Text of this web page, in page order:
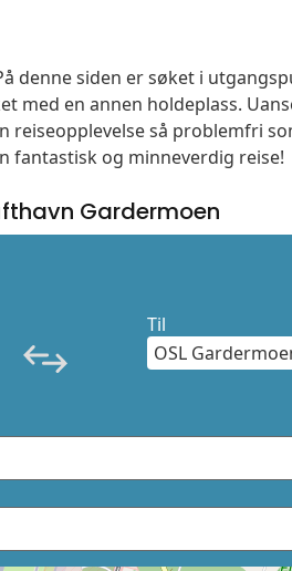
denne siden er søket i
med en annen holdeplass.
så problemfri
fantastisk og minneverdig reise!
Gardermoen
Til